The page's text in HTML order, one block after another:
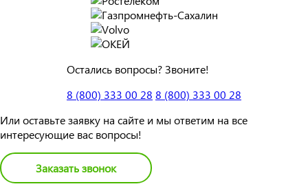
Остались вопросы? Звоните!
8 (800) 333 00 28 8 (800) 333 00 28
Или оставьте заявку на сайте и мы ответим на все
интересующие вас вопросы!
Заказать звонок